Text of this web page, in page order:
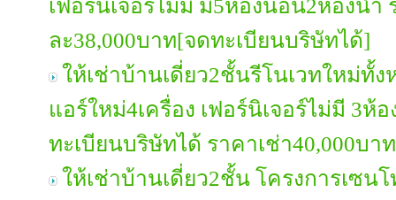
เฟอร์นิเจอร์ไม่มี มี5ห้องนอน2ห้องน้ำ
ละ38,000บาท[จดทะเบียนบริษัทได้]
ให้เช่าบ้านเดี่ยว2ชั้นรีโนเวทใหม่ทั้
แอร์ใหม่4เครื่อง เฟอร์นิเจอร์ไม่มี 3
ทะเบียนบริษัทได้ ราคาเช่า40,000บาท
ให้เช่าบ้านเดี่ยว2ชั้น โครงการเซน